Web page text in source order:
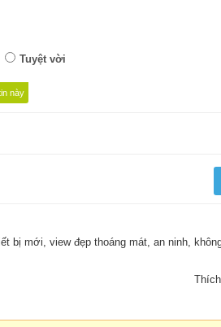
Tuyệt vời
bị mới, view đẹp thoáng mát, an ninh,